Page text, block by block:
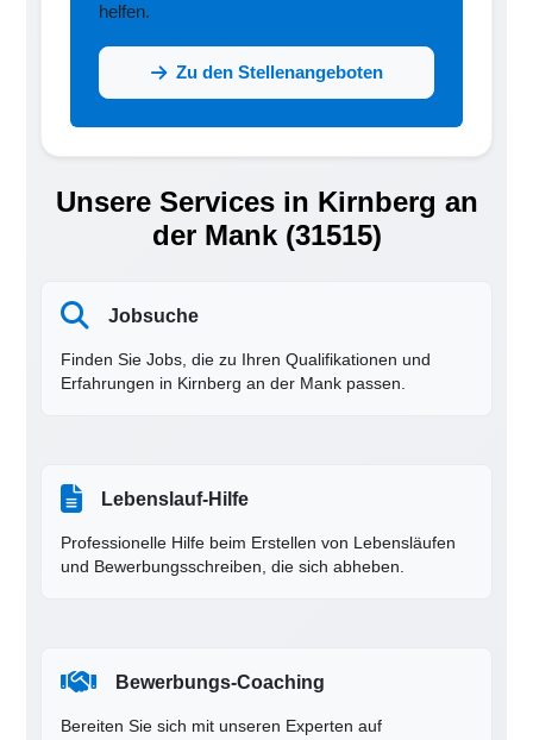
helfen.
Zu den Stellenangeboten
Unsere Services in Kirnberg an
der Mank (31515)
Jobsuche
Finden Sie Jobs, die zu Ihren Qualifikationen und
Erfahrungen in Kirnberg an der Mank passen.
Lebenslauf-Hilfe
Professionelle Hilfe beim Erstellen von Lebensläufen
und Bewerbungsschreiben, die sich abheben.
Bewerbungs-Coaching
Bereiten Sie sich mit unseren Experten auf